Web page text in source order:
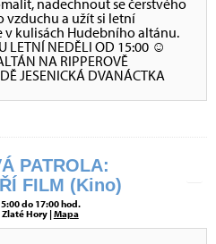
nadechnout se čerstvého
vzduchu a užít si letní
kulisách Hudebního altánu.
LETNÍ NEDĚLI OD 15:00 ☺
NA RIPPEROVĚ
JESENICKÁ DVANÁCTKA
PATROLA:
FILM (Kino)
do 17:00 hod.
Hory |Mapa